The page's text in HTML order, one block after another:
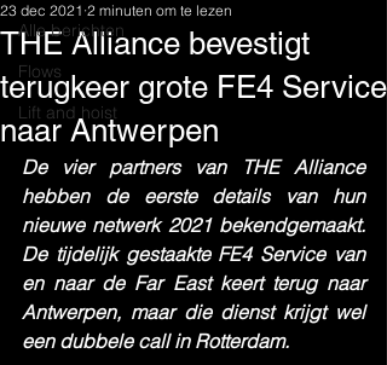
Alle berichten
Flows
Lift and hoist
THE Alliance bevestigt
terugkeer grote FE4 Service
naar Antwerpen
23 dec 2021 2 minuten om te lezen
De vier partners van THE Alliance
hebben de eerste details van hun
nieuwe netwerk 2021 bekendgemaakt.
De tijdelijk gestaakte FE4 Service van
en naar de Far East keert terug naar
Antwerpen, maar die dienst krijgt wel
een dubbele call in Rotterdam.